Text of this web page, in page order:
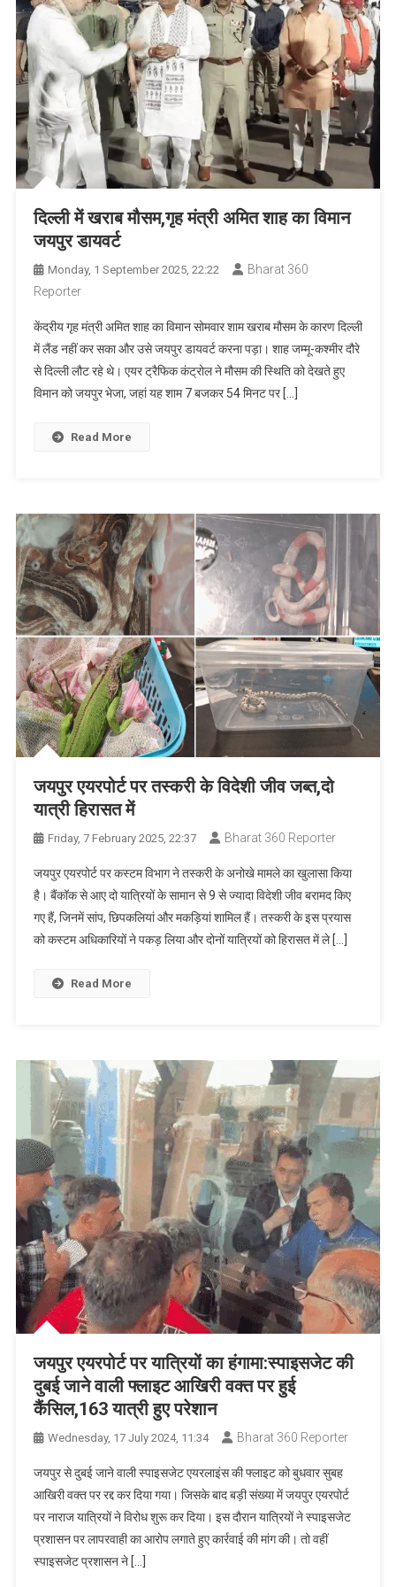
दिल्ली में खराब मौसम,गृह मंत्री अमित शाह का विमान
जयपुर डायवर्ट
Monday, 1 September 2025, 22:22
Bharat 360
Reporter
केंद्रीय गृह मंत्री अमित शाह का विमान सोमवार शाम खराब मौसम के कारण दिल्ली
में लैंड नहीं कर सका और उसे जयपुर डायवर्ट करना पड़ा। शाह जम्मू-कश्मीर दौरे
से दिल्ली लौट रहे थे। एयर ट्रैफिक कंट्रोल ने मौसम की स्थिति को देखते हुए
विमान को जयपुर भेजा, जहां यह शाम 7 बजकर 54 मिनट पर […]
Read More
जयपुर एयरपोर्ट पर तस्करी के विदेशी जीव जब्त,दो
यात्री हिरासत में
Friday, 7 February 2025, 22:37 Bharat 360 Reporter
जयपुर एयरपोर्ट पर कस्टम विभाग ने तस्करी के अनोखे मामले का खुलासा किया
है। बैंकॉक से आए दो यात्रियों के सामान से 9 से ज्यादा विदेशी जीव बरामद किए
गए हैं, जिनमें सांप, छिपकलियां और मकड़ियां शामिल हैं। तस्करी के इस प्रयास
को कस्टम अधिकारियों ने पकड़ लिया और दोनों यात्रियों को हिरासत में ले […]
Read More
जयपुर एयरपोर्ट पर यात्रियों का हंगामा:स्पाइसजेट की
दुबई जाने वाली फ्लाइट आखिरी वक्त पर हुई
कैंसिल,163 यात्री हुए परेशान
Wednesday, 17 July 2024, 11:34 Bharat 360 Reporter
जयपुर से दुबई जाने वाली स्पाइसजेट एयरलाइंस की फ्लाइट को बुधवार सुबह
आखिरी वक्त पर रद्द कर दिया गया। जिसके बाद बड़ी संख्या में जयपुर एयरपोर्ट
पर नाराज यात्रियों ने विरोध शुरू कर दिया। इस दौरान यात्रियों ने स्पाइसजेट
प्रशासन पर लापरवाही का आरोप लगाते हुए कार्रवाई की मांग की। तो वहीं
स्पाइसजेट प्रशासन ने […]